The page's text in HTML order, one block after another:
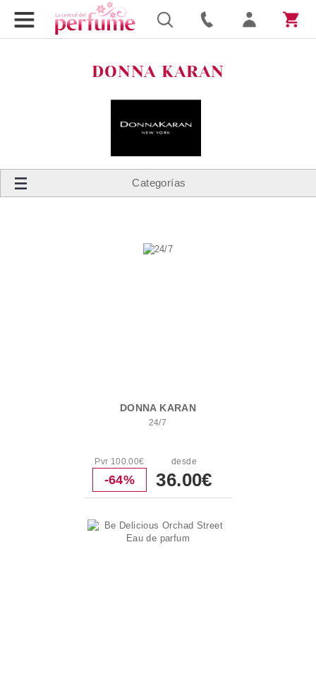
DONNA KARAN
Categorías
DONNA KARAN
24/7
Pvr 100.00€
-64%
desde
36.00€